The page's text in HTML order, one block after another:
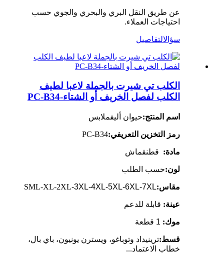
عن طريق النقل البري والبحري والجوي حسب
احتياجات العملاء.
سؤالالتفاصيل
الكلب تي شيرت بالجملة لاعبا لطيف
الكلب لفصل الخريف أو الشتاء-PC-B34
اسم المنتج:حيوان أليفملابس
رمز التخزين التعريفي:PC-B34
مادة: قطنقماش
لون:حسب الطلب
مقاس: SML-XL-2XL-3XL-4XL-5XL-6XL-7XL
عينة: قابلة للدعم
موك: 1 قطعة
قسط:ترينيداد وتوباغو، ويسترن يونيون، باي بال،
خطاب الاعتماد...